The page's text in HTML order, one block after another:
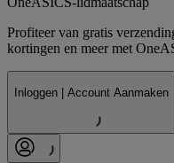
Profiteer van gratis
kortingen en meer met
Inloggen | Account Aanmaken